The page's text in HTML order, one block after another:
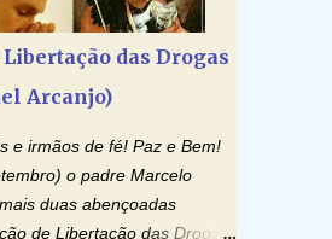
retamente todas as
da sua consolação. Por
Nosso. Amém. Creio: Creio
e em Jesus Cristo, seu único
que foi concebido pelo
Santo; nasceu da Virgem
Libertação das Drogas
Arcanjo)
e irmãos de fé! Paz e Bem!
o padre Marcelo
duas abençoadas
de Libertação das Drogas